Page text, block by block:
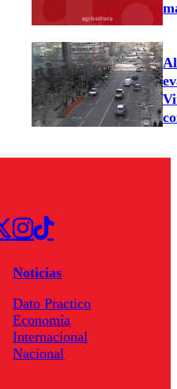
Noticias
Dato Practico
Economía
Internacional
Nacional